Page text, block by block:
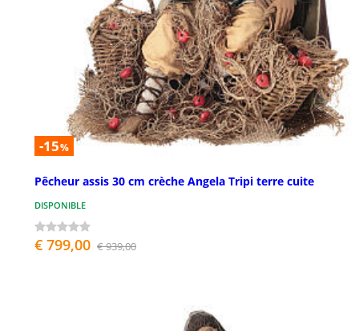
-15%
Pêcheur assis 30 cm crèche Angela Tripi terre cuite
DISPONIBLE
€ 799,00 € 939,00